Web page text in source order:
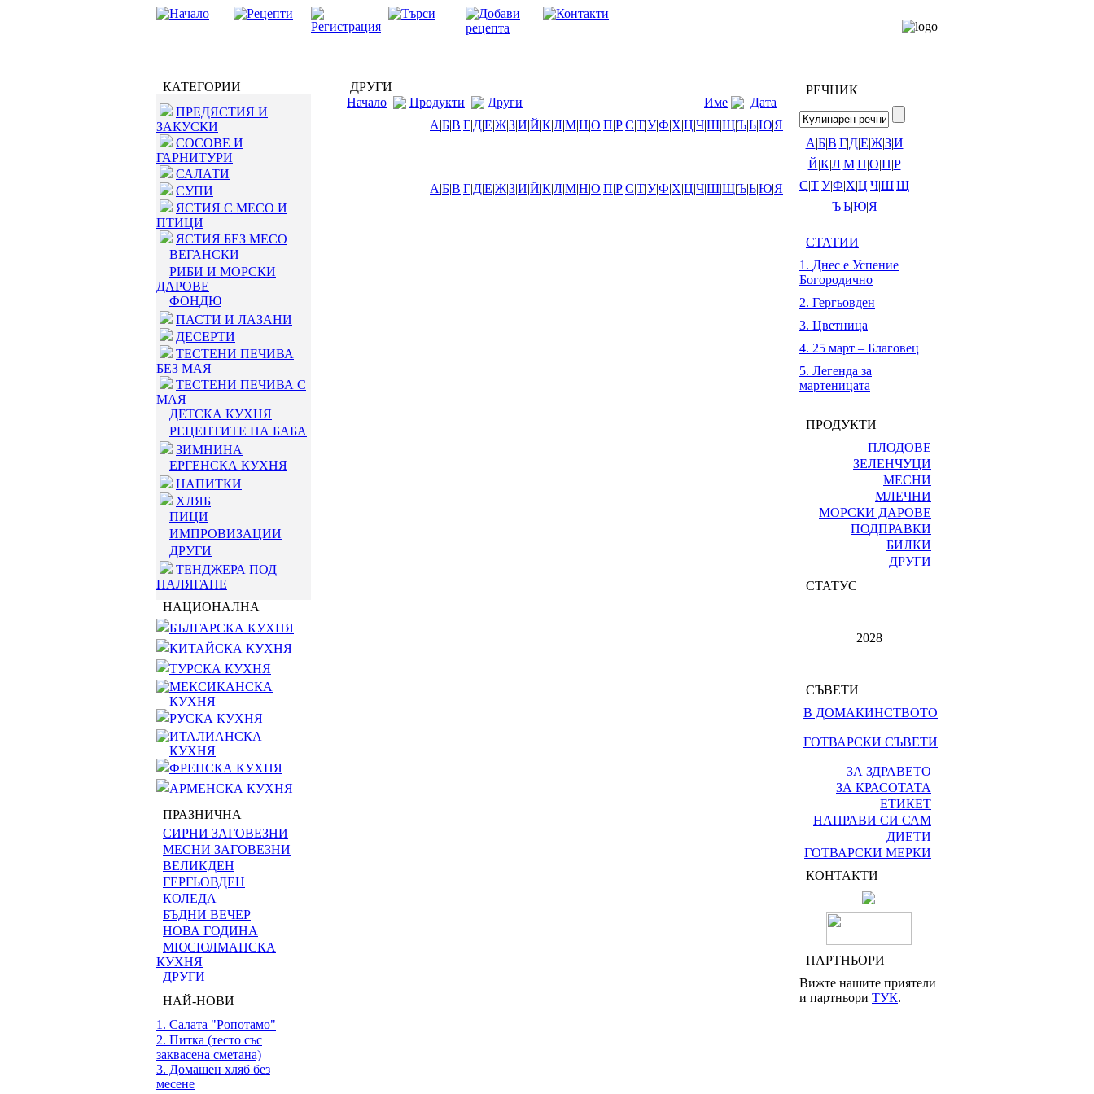
КАТЕГОРИИ
ПРЕДЯСТИЯ И
ЗАКУСКИ
СОСОВЕ И
ГАРНИТУРИ
САЛАТИ
СУПИ
ЯСТИЯ С МЕСО И
ПТИЦИ
ЯСТИЯ БЕЗ МЕСО
ВЕГАНСКИ
РИБИ И МОРСКИ
ДАРОВЕ
ФОНДЮ
ПАСТИ И ЛАЗАНИ
ДЕСЕРТИ
ТЕСТЕНИ ПЕЧИВА
БЕЗ МАЯ
ТЕСТЕНИ ПЕЧИВА С
МАЯ
ДЕТСКА КУХНЯ
РЕЦЕПТИТЕ НА БАБА
ЗИМНИНА
ЕРГЕНСКА КУХНЯ
НАПИТКИ
ХЛЯБ
ПИЦИ
ИМПРОВИЗАЦИИ
ДРУГИ
ТЕНДЖЕРА ПОД
НАЛЯГАНЕ
НАЦИОНАЛНА
БЪЛГАРСКА КУХНЯ
КИТАЙСКА КУХНЯ
ТУРСКА КУХНЯ
МЕКСИКАНСКА
КУХНЯ
РУСКА КУХНЯ
ИТАЛИАНСКА
КУХНЯ
ФРЕНСКА КУХНЯ
АРМЕНСКА КУХНЯ
ПРАЗНИЧНА
СИРНИ ЗАГОВЕЗНИ
МЕСНИ ЗАГОВЕЗНИ
ВЕЛИКДЕН
ГЕРГЬОВДЕН
КОЛЕДА
БЪДНИ ВЕЧЕР
НОВА ГОДИНА
МЮСЮЛМАНСКА
КУХНЯ
ДРУГИ
НАЙ-НОВИ
1. Салата "Ропотамо"
2. Питка (тесто със
заквасена сметана)
3. Домашен хляб без
месене
ДРУГИ
Начало
Продукти Други Име
Дата
А|Б|В|Г|Д|Е|Ж|З|И|Й|К|Л|М|Н|О|П|Р|С|Т|У|Ф|Х|Ц|Ч|Ш|Щ|Ъ|Ь|Ю|Я
А|Б|В|Г|Д|Е|Ж|З|И|Й|К|Л|М|Н|О|П|Р|С|Т|У|Ф|Х|Ц|Ч|Ш|Щ|Ъ|Ь|Ю|Я
РЕЧНИК
А|Б|В|Г|Д|Е|Ж|З|И
Й|К|Л|М|Н|О|П|Р
С|Т|У|Ф|Х|Ц|Ч|Ш|Щ
Ъ|Ь|Ю|Я
СТАТИИ
1. Днес е Успение
Богородично
2. Гергьовден
3. Цветница
4. 25 март – Благовец
5. Легенда за
мартеницата
ПРОДУКТИ
ПЛОДОВЕ
ЗЕЛЕНЧУЦИ
МЕСНИ
МЛЕЧНИ
МОРСКИ ДАРОВЕ
ПОДПРАВКИ
БИЛКИ
ДРУГИ
СТАТУС
2028
СЪВЕТИ
В ДОМАКИНСТВОТО
ГОТВАРСКИ СЪВЕТИ
ЗА ЗДРАВЕТО
ЗА КРАСОТАТА
ЕТИКЕТ
НАПРАВИ СИ САМ
ДИЕТИ
ГОТВАРСКИ МЕРКИ
КОНТАКТИ
ПАРТНЬОРИ
Вижте нашите приятели
и партньори ТУК.